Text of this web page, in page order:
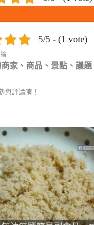
5/5 - (1 vote)
家、商品、景點、議題
與評論唷！